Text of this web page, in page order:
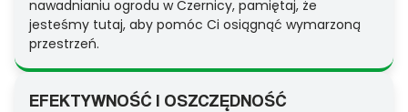
nawadnianiu ogrodu w Czernicy, pamiętaj, że
jesteśmy tutaj, aby pomóc Ci osiągnąć wymarzoną
przestrzeń.
EFEKTYWNOŚĆ I OSZCZĘDNOŚĆ